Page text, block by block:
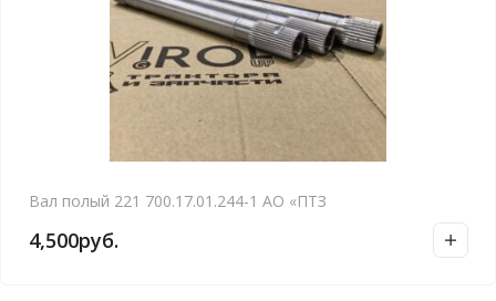
Вал полый 221 700.17.01.244-1 АО «ПТЗ
4,500руб.